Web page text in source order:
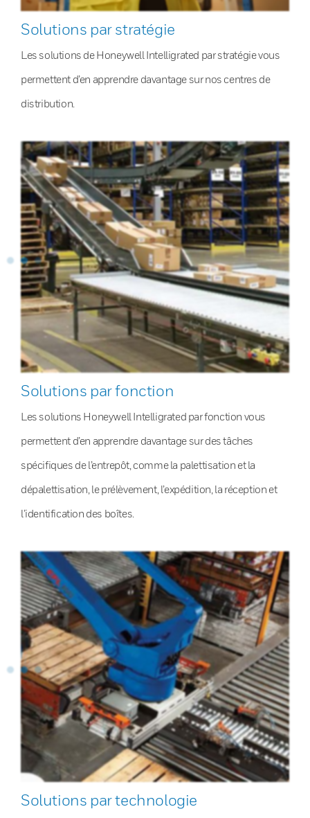
Solutions par stratégie
Les solutions de Honeywell Intelligrated par stratégie vous
permettent d’en apprendre davantage sur nos centres de
distribution.
Solutions par fonction
Les solutions Honeywell Intelligrated par fonction vous
permettent d’en apprendre davantage sur des tâches
spécifiques de l’entrepôt, comme la palettisation et la
dépalettisation, le prélèvement, l’expédition, la réception et
l’identification des boîtes.
Solutions par technologie